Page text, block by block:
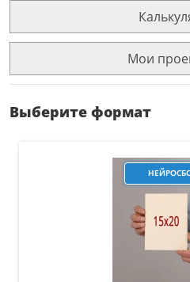
Мои
Выберите формат